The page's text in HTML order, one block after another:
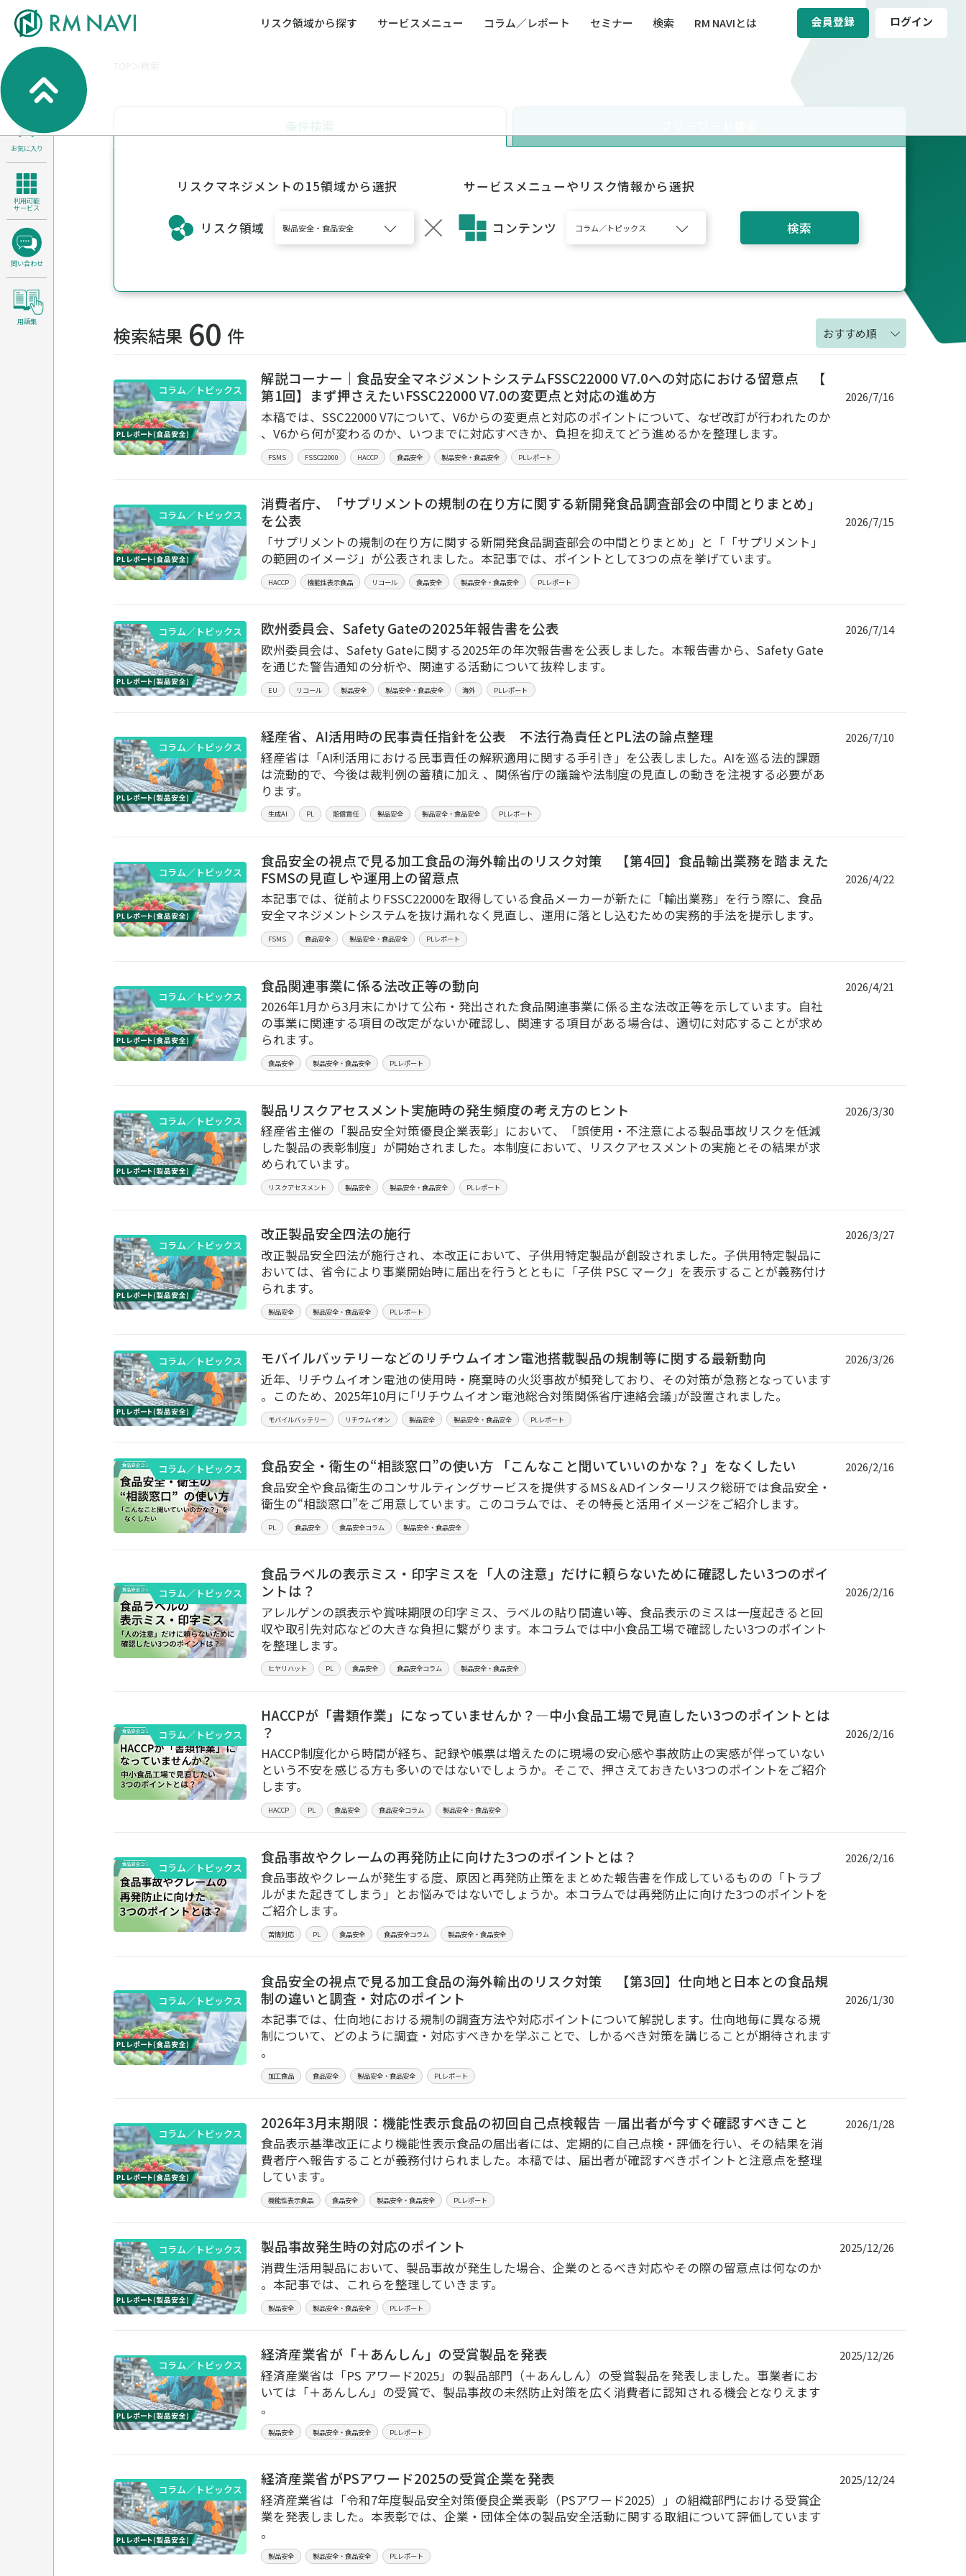
リスク領域から探す サービスメニュー コラム／レポート セミナー 検索 RM NAVIとは 会員登録 ログイン
サイバーリスク／情報セキュリティ
健康経営・人事・組織課題解決支援（含むメンモビリティ（運輸安全・次世代モビリティ）
サステナビリティ経営支援
人権・人的資本課題解決支援
安全文化醸成／労働安全衛生
検索
お気に入り
利用可能
サービス
問い合わせ
用語集
条件検索
リスクマネジメントの15領域から選択
リスク領域 製品安全・食品安全
サービスメニューやリスク情報から選択
コンテンツ コラム／トピックス 検索
検索結果 60 件 おすすめ順
コラム／トピックス
解説コーナー｜食品安全マネジメントシステムFSSC22000 V7.0への対応における留意点 【
第1回】まず押さえたいFSSC22000 V7.0の変更点と対応の進め方
本稿では、SSC22000 V7について、V6からの変更点と対応のポイントについて、なぜ改訂が行われたのか
、V6から何が変わるのか、いつまでに対応すべきか、負担を抑えてどう進めるかを整理します。
FSMS FSSC22000 HACCP 食品安全 製品安全・食品安全 PLレポート
2026/7/16
コラム／トピックス
消費者庁、「サプリメントの規制の在り方に関する新開発食品調査部会の中間とりまとめ」
を公表
「サプリメントの規制の在り方に関する新開発食品調査部会の中間とりまとめ」と「「サプリメント」
の範囲のイメージ」が公表されました。本記事では、ポイントとして3つの点を挙げています。
HACCP 機能性表示食品 リコール 食品安全 製品安全・食品安全 PLレポート
2026/7/15
コラム／トピックス 欧州委員会、Safety Gateの2025年報告書を公表
欧州委員会は、Safety Gateに関する2025年の年次報告書を公表しました。本報告書から、Safety Gate
を通じた警告通知の分析や、関連する活動について抜粋します。
EU リコール 製品安全 製品安全・食品安全 海外 PLレポート
2026/7/14
コラム／トピックス
経産省、AI活用時の民事責任指針を公表 不法行為責任とPL法の論点整理
経産省は「AI利活用における民事責任の解釈適用に関する手引き」を公表しました。AIを巡る法的課題
は流動的で、今後は裁判例の蓄積に加え 、関係省庁の議論や法制度の見直しの動きを注視する必要があ
ります。
生成AI PL 賠償責任 製品安全 製品安全・食品安全 PLレポート
2026/7/10
コラム／トピックス
食品安全の視点で見る加工食品の海外輸出のリスク対策 【第4回】食品輸出業務を踏まえた
FSMSの見直しや運用上の留意点
本記事では、従前よりFSSC22000を取得している食品メーカーが新たに「輸出業務」を行う際に、食品
安全マネジメントシステムを抜け漏れなく見直し、運用に落とし込むための実務的手法を提示します。
FSMS 食品安全 製品安全・食品安全 PLレポート
2026/4/22
コラム／トピックス
食品関連事業に係る法改正等の動向
2026年1月から3月末にかけて公布・発出された食品関連事業に係る主な法改正等を示しています。自社
の事業に関連する項目の改定がないか確認し、関連する項目がある場合は、適切に対応することが求め
られます。
食品安全 製品安全・食品安全 PLレポート
2026/4/21
コラム／トピックス
製品リスクアセスメント実施時の発生頻度の考え方のヒント
経産省主催の「製品安全対策優良企業表彰」において、「誤使用・不注意による製品事故リスクを低減
した製品の表彰制度」が開始されました。本制度において、リスクアセスメントの実施とその結果が求
められています。
リスクアセスメント 製品安全 製品安全・食品安全 PLレポート
2026/3/30
コラム／トピックス
改正製品安全四法の施行
改正製品安全四法が施行され、本改正において、子供用特定製品が創設されました。子供用特定製品に
おいては、省令により事業開始時に届出を行うとともに「子供 PSC マーク」を表示することが義務付け
られます。
製品安全 製品安全・食品安全 PLレポート
2026/3/27
コラム／トピックス モバイルバッテリーなどのリチウムイオン電池搭載製品の規制等に関する最新動向
近年、リチウムイオン電池の使用時・廃棄時の火災事故が頻発しており、その対策が急務となっています
。このため、2025年10月に｢リチウムイオン電池総合対策関係省庁連絡会議｣が設置されました。
モバイルバッテリー リチウムイオン 製品安全 製品安全・食品安全 PLレポート
2026/3/26
コラム／トピックス 食品安全・衛生の“相談窓口”の使い方 「こんなこと聞いていいのかな？」をなくしたい
食品安全や食品衛生のコンサルティングサービスを提供するMS＆ADインターリスク総研では食品安全・
衛生の“相談窓口”をご用意しています。このコラムでは、その特長と活用イメージをご紹介します。
PL 食品安全 食品安全コラム 製品安全・食品安全
2026/2/16
コラム／トピックス
食品ラベルの表示ミス・印字ミスを「人の注意」だけに頼らないために確認したい3つのポイ
ントは？
アレルゲンの誤表示や賞味期限の印字ミス、ラベルの貼り間違い等、食品表示のミスは一度起きると回
収や取引先対応などの大きな負担に繋がります。本コラムでは中小食品工場で確認したい3つのポイント
を整理します。
ヒヤリハット PL 食品安全 食品安全コラム 製品安全・食品安全
2026/2/16
コラム／トピックス
HACCPが「書類作業」になっていませんか？―中小食品工場で見直したい3つのポイントとは
？
HACCP制度化から時間が経ち、記録や帳票は増えたのに現場の安心感や事故防止の実感が伴っていない
という不安を感じる方も多いのではないでしょうか。そこで、押さえておきたい3つのポイントをご紹介
します。
HACCP PL 食品安全 食品安全コラム 製品安全・食品安全
2026/2/16
コラム／トピックス
食品事故やクレームの再発防止に向けた3つのポイントとは？
食品事故やクレームが発生する度、原因と再発防止策をまとめた報告書を作成しているものの「トラブ
ルがまた起きてしまう」とお悩みではないでしょうか。本コラムでは再発防止に向けた3つのポイントを
ご紹介します。
苦情対応 PL 食品安全 食品安全コラム 製品安全・食品安全
2026/2/16
コラム／トピックス
食品安全の視点で見る加工食品の海外輸出のリスク対策 【第3回】仕向地と日本との食品規
制の違いと調査・対応のポイント
本記事では、仕向地における規制の調査方法や対応ポイントについて解説します。仕向地毎に異なる規
制について、どのように調査・対応すべきかを学ぶことで、しかるべき対策を講じることが期待されます
。
加工食品 食品安全 製品安全・食品安全 PLレポート
2026/1/30
コラム／トピックス
2026年3月末期限：機能性表示食品の初回自己点検報告 —届出者が今すぐ確認すべきこと
食品表示基準改正により機能性表示食品の届出者には、定期的に自己点検・評価を行い、その結果を消
費者庁へ報告することが義務付けられました。本稿では、届出者が確認すべきポイントと注意点を整理
しています。
機能性表示食品 食品安全 製品安全・食品安全 PLレポート
2026/1/28
コラム／トピックス 製品事故発生時の対応のポイント
消費生活用製品において、製品事故が発生した場合、企業のとるべき対応やその際の留意点は何なのか
。本記事では、これらを整理していきます。
製品安全 製品安全・食品安全 PLレポート
2025/12/26
コラム／トピックス
経済産業省が「＋あんしん」の受賞製品を発表
経済産業省は「PS アワード2025」の製品部門（＋あんしん）の受賞製品を発表しました。事業者にお
いては「＋あんしん」の受賞で、製品事故の未然防止対策を広く消費者に認知される機会となりえます
。
製品安全 製品安全・食品安全 PLレポート
2025/12/26
コラム／トピックス
経済産業省がPSアワード2025の受賞企業を発表
経済産業省は「令和7年度製品安全対策優良企業表彰（PSアワード2025）」の組織部門における受賞企
業を発表しました。本表彰では、企業・団体全体の製品安全活動に関する取組について評価しています
。
製品安全 製品安全・食品安全 PLレポート
2025/12/24